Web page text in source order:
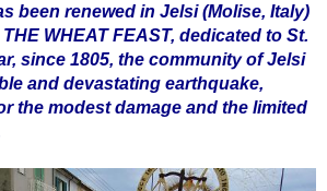
been renewed in Jelsi (Molise, Italy)
WHEAT FEAST, dedicated to St.
since 1805, the community of Jelsi
and devastating earthquake,
the modest damage and the limited